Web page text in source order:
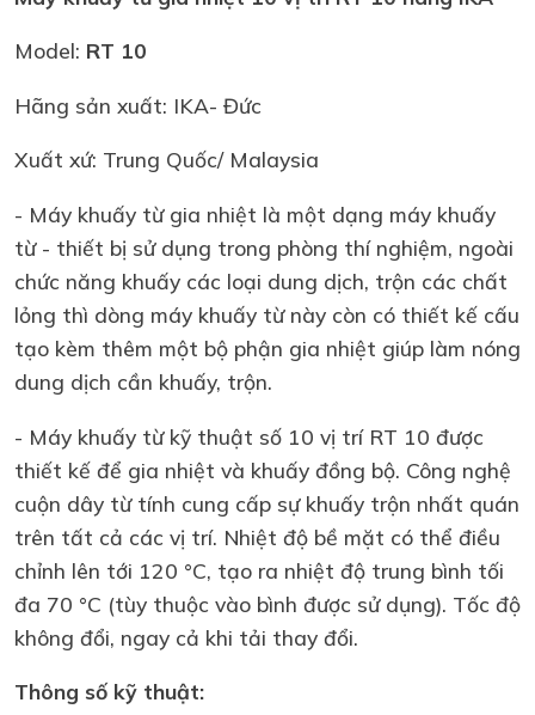
Model: RT 10
Hãng sản xuất: IKA- Đức
Xuất xứ: Trung Quốc/ Malaysia
- Máy khuấy từ gia nhiệt là một dạng máy khuấy
từ - thiết bị sử dụng trong phòng thí nghiệm, ngoài
chức năng khuấy các loại dung dịch, trộn các chất
lỏng thì dòng máy khuấy từ này còn có thiết kế cấu
tạo kèm thêm một bộ phận gia nhiệt giúp làm nóng
dung dịch cần khuấy, trộn.
- Máy khuấy từ kỹ thuật số 10 vị trí RT 10 được
thiết kế để gia nhiệt và khuấy đồng bộ. Công nghệ
cuộn dây từ tính cung cấp sự khuấy trộn nhất quán
trên tất cả các vị trí. Nhiệt độ bề mặt có thể điều
chỉnh lên tới 120 °C, tạo ra nhiệt độ trung bình tối
đa 70 °C (tùy thuộc vào bình được sử dụng). Tốc độ
không đổi, ngay cả khi tải thay đổi.
Thông số kỹ thuật: